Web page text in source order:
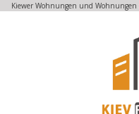
Kiewer Wohnungen und